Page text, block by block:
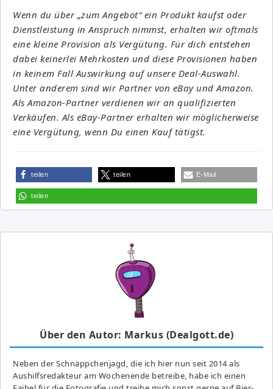
Wenn du über „zum Angebot“ ein Produkt kaufst oder
Dienstleistung in Anspruch nimmst, erhalten wir oftmals
eine kleine Provision als Vergütung. Für dich entstehen
dabei keinerlei Mehrkosten und diese Provisionen haben
in keinem Fall Auswirkung auf unsere Deal-Auswahl.
Unter anderem sind wir Partner von eBay und Amazon.
Als Amazon-Partner verdienen wir an qualifizierten
Verkäufen. Als eBay-Partner erhalten wir möglicherweise
eine Vergütung, wenn Du einen Kauf tätigst.
teilen teilen E-Mail
teilen
Über den Autor: Markus (Dealgott.de)
Neben der Schnäppchenjagd, die ich hier nun seit 2014 als
Aushilfsredakteur am Wochenende betreibe, habe ich einen